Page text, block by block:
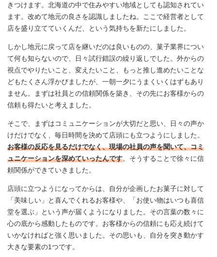
きつけます。北海道の中で住みやすい地域としても認知されてい
ます。改めて地元の良さを認識しましたね。ここで経営者として
店を盛り立てていくんだ、という気持ちを新たにしました。
しかし地元に戻って店を継いだのは良いものの、菓子業界につい
て何も知らないので、日々試行錯誤の繰り返しでした。外からの
視点でやりたいこと、変えたいこと、もっと推し進めたいことな
どもたくさん浮かびましたが、一朝一夕にうまくいくはずもあり
ません。まずは社員との信頼関係を築き、その先にお客様からの
信頼も得たいと考えました。
そこで、まずはコミュニケーションが大切だと思い、日々の声か
けだけでなく、毎日時間を決めて店頭にも立つようにしました。
お客様の反応を見るだけでなく、現場の社員の声を聞いて、コミ
ュニケーションを深めていったんです。そうすることで徐々に信
頼関係ができていきました。
店頭に立つようになってからは、自分が企画したお菓子に対して
「美味しい」と喜んでくれるお客様や、「お使い物はいつも喜信
堂を選ぶ」という声が届くようになりました。その言葉の数々に
心の底から感動したものです。お客様からの信頼にも応え続けて
いかなければと強く思いました。その思いも、自分を突き動かす
大きな要素の1つです。